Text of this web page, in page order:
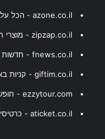
azone.co.il - הכל על קניה באמזון
zipzap.co.il - מוצרי חשמל במחירים הגיוניים
fnews.co.il - חדשות כלכלה
giftim.co.il - קניות באינטרנט
ezzytour.com - חופשות בארץ ובעולם
aticket.co.il - כרטיסים להופעות